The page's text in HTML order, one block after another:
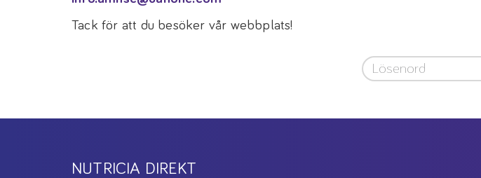
Tack för att du besöker vår webbplats!
NUTRICIA DIREKT